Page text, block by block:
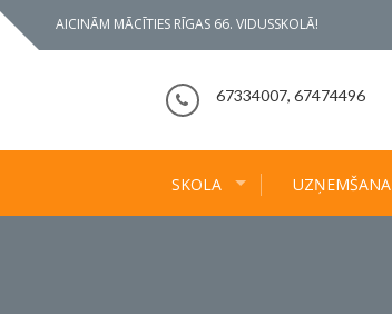
AICINĀM MĀCĪTIES RĪGAS 66. VIDUSSKOLĀ!
67334007, 67474496
SKOLA UZŅEMŠANA